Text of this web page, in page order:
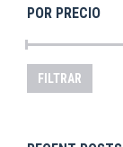
POR PRECIO
FILTRAR